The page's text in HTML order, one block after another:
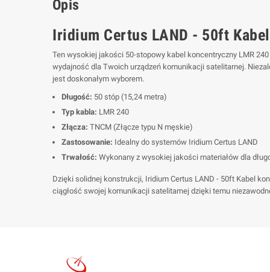
Opis
Iridium Certus LAND - 50ft
Ten wysokiej jakości 50-stopowy kabel koncentryczny LMR
wydajność dla Twoich urządzeń komunikacji satelitarnej.
jest doskonałym wyborem.
Długość: 50 stóp (15,24 metra)
Typ kabla: LMR 240
Złącza: TNCM (Złącze typu N męskie)
Zastosowanie: Idealny do systemów Iridium Certus LAND
Trwałość: Wykonany z wysokiej jakości materiałów dla
Dzięki solidnej konstrukcji, Iridium Certus LAND - 50ft Kabel
ciągłość swojej komunikacji satelitarnej dzięki temu